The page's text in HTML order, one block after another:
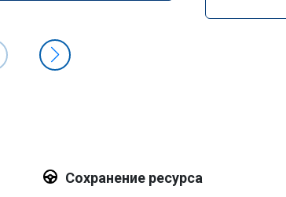
Сохранение ресурса